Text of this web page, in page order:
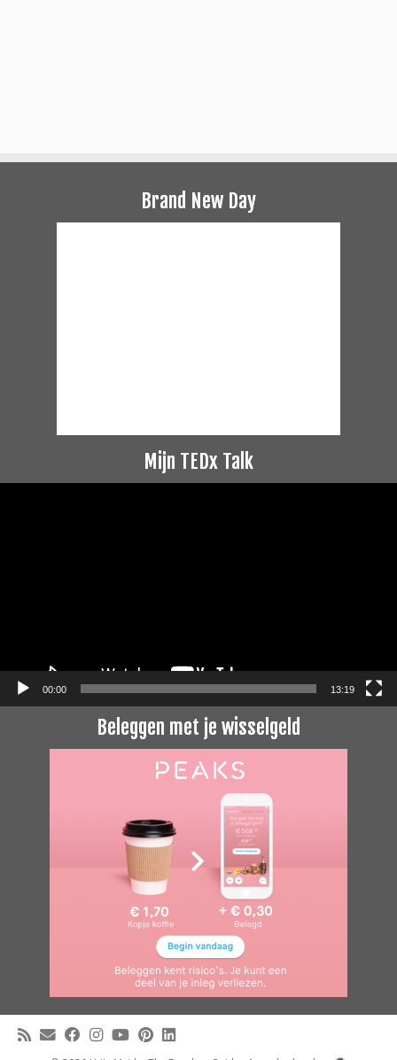
Brand New Day
Mijn TEDx Talk
00:00 13:19
Beleggen met je wisselgeld